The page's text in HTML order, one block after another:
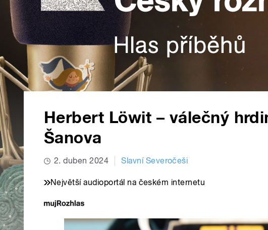
Herbert Löwit – válečný
Šanova
2. duben 2024 Slavní Severočeši
Největší audioportál na českém internetu